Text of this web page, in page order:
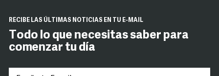
RECIBE LAS ÚLTIMAS NOTICIAS EN TU E-MAIL
Todo lo que necesitas saber para
comenzar tu día